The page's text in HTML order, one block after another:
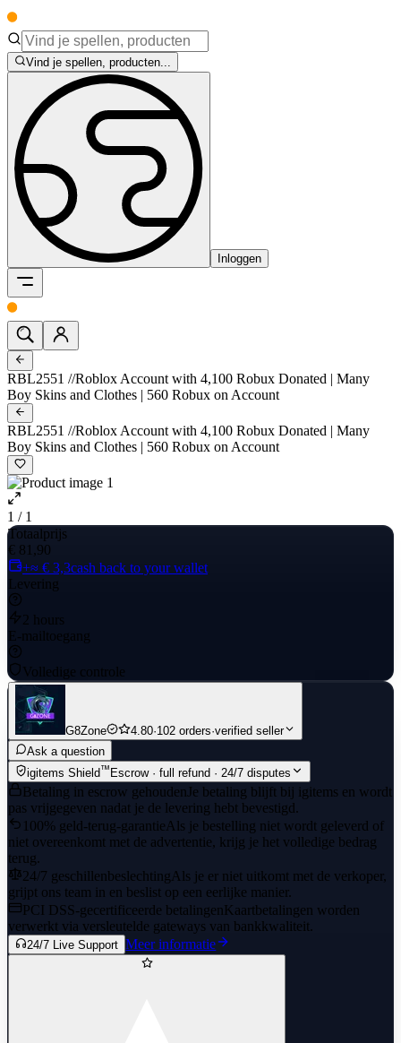
Vind je spellen, producten...
Inloggen
RBL2551 //Roblox Account with 4,100 Robux Donated | Many
Boy Skins and Clothes | 560 Robux on Account
RBL2551 //Roblox Account with 4,100 Robux Donated | Many
Boy Skins and Clothes | 560 Robux on Account
1 / 1
Totaalprijs
€ 81,90
+≈ € 3,3cash back to your wallet
Levering
2 hours
E-mailtoegang
Volledige controle
G8Zone 4.80·102 orders·verified seller
Ask a question
igitems Shield™Escrow · full refund · 24/7 disputes
Betaling in escrow gehouden Je betaling blijft bij igitems en wordt
pas vrijgegeven nadat je de levering hebt bevestigd.
100% geld-terug-garantieAls je bestelling niet wordt geleverd of
niet overeenkomt met de advertentie, krijg je het volledige bedrag
terug.
24/7 geschillenbeslechtingAls je er niet uitkomt met de verkoper,
grijpt ons team in en beslist op een eerlijke manier.
PCI DSS-gecertificeerde betalingenKaartbetalingen worden
verwerkt via versleutelde gateways van bankkwaliteit.
24/7 Live Support Meer informatie